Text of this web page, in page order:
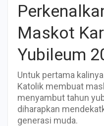
Maskot
Yubileum
Untuk pertama
Katolik membuat
menyambut tahun
diharapkan
generasi muda.